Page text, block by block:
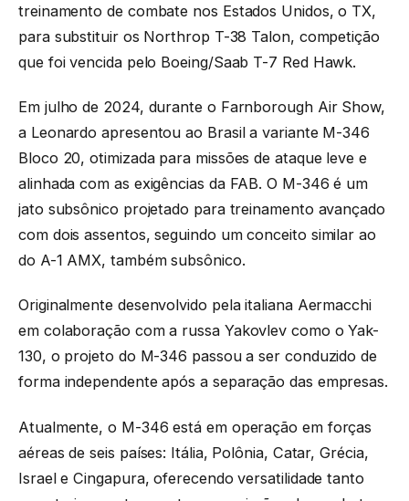
treinamento de combate nos Estados Unidos, o TX,
para substituir os Northrop T-38 Talon, competição
que foi vencida pelo Boeing/Saab T-7 Red Hawk.
Em julho de 2024, durante o Farnborough Air Show,
a Leonardo apresentou ao Brasil a variante M-346
Bloco 20, otimizada para missões de ataque leve e
alinhada com as exigências da FAB. O M-346 é um
jato subsônico projetado para treinamento avançado
com dois assentos, seguindo um conceito similar ao
do A-1 AMX, também subsônico.
Originalmente desenvolvido pela italiana Aermacchi
em colaboração com a russa Yakovlev como o Yak-
130, o projeto do M-346 passou a ser conduzido de
forma independente após a separação das empresas.
Atualmente, o M-346 está em operação em forças
aéreas de seis países: Itália, Polônia, Catar, Grécia,
Israel e Cingapura, oferecendo versatilidade tanto